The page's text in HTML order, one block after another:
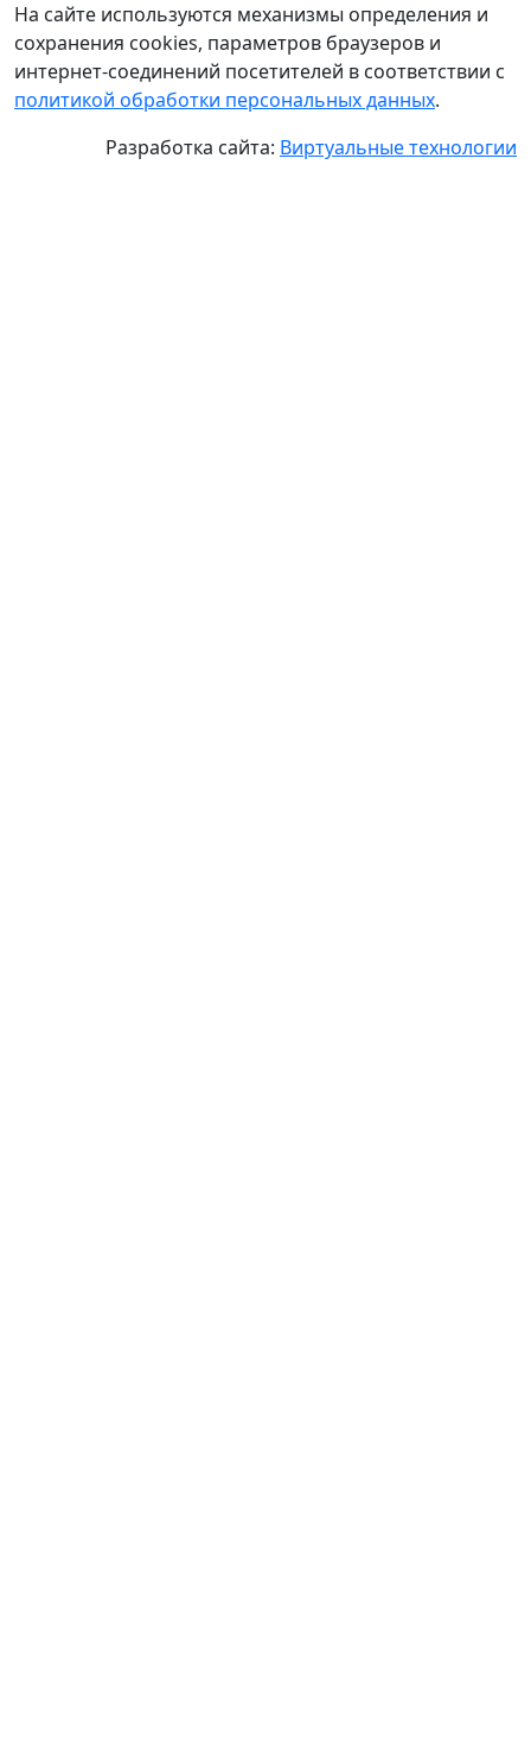
На сайте используются механизмы определения и
сохранения cookies, параметров браузеров и
интернет-соединений посетителей в соответствии с
политикой обработки персональных данных.
Разработка сайта: Виртуальные технологии